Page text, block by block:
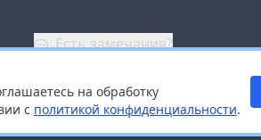
на обработку
с политикой конфиденциальности.
Есть замечания?
Заказать звонок